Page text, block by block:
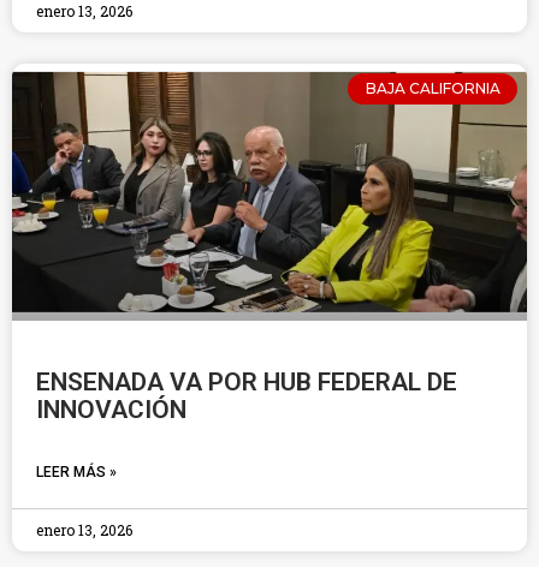
enero 13, 2026
BAJA CALIFORNIA
ENSENADA VA POR HUB FEDERAL DE
INNOVACIÓN
LEER MÁS »
enero 13, 2026